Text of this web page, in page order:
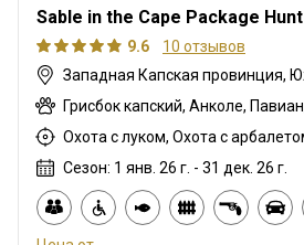
Sable in the Cape Package Hunt
9.6
10 отзывов
Сезон: 1 янв. 26 г. - 31 дек. 26 г.